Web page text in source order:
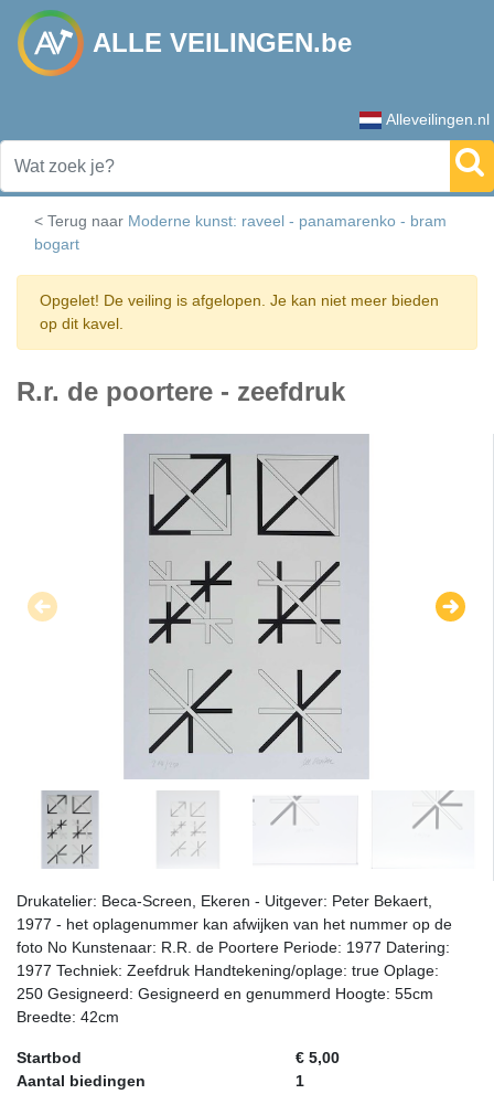
ALLE VEILINGEN.be
Alleveilingen.nl
< Terug naar Moderne kunst: raveel - panamarenko - bram
bogart
Opgelet! De veiling is afgelopen. Je kan niet meer bieden
op dit kavel.
R.r. de poortere - zeefdruk
Drukatelier: Beca-Screen, Ekeren - Uitgever: Peter Bekaert,
1977 - het oplagenummer kan afwijken van het nummer op de
foto No Kunstenaar: R.R. de Poortere Periode: 1977 Datering:
1977 Techniek: Zeefdruk Handtekening/oplage: true Oplage:
250 Gesigneerd: Gesigneerd en genummerd Hoogte: 55cm
Breedte: 42cm
Startbod
€ 5,00
Aantal biedingen
1